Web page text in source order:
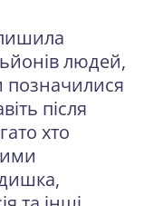
людей,
позначилися
після
хто